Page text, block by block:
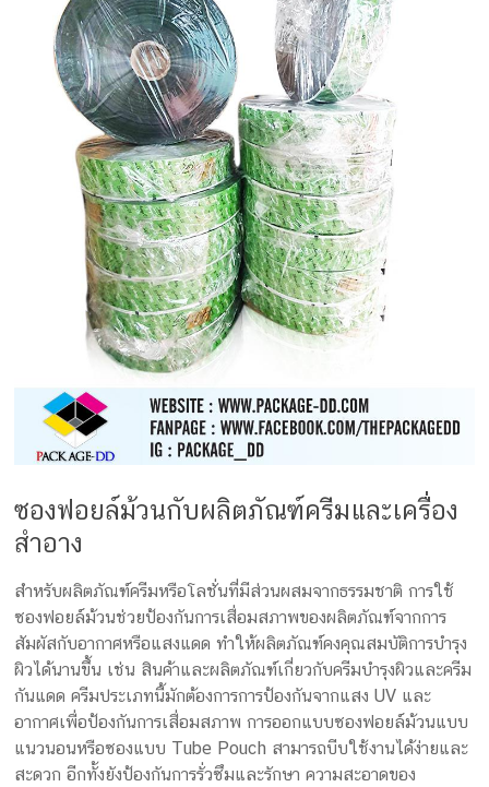
ซองฟอยล์ม้วนกับผลิตภัณฑ์ครีมและเครื่อง
สำอาง
สำหรับผลิตภัณฑ์ครีมหรือโลชั่นที่มีส่วนผสมจากธรรมชาติ การใช้
ซองฟอยล์ม้วนช่วยป้องกันการเสื่อมสภาพของผลิตภัณฑ์จากการ
สัมผัสกับอากาศหรือแสงแดด ทำให้ผลิตภัณฑ์คงคุณสมบัติการบำรุง
ผิวได้นานขึ้น เช่น สินค้าและผลิตภัณฑ์เกี่ยวกับครีมบำรุงผิวและครีม
กันแดด ครีมประเภทนี้มักต้องการการป้องกันจากแสง UV และ
อากาศเพื่อป้องกันการเสื่อมสภาพ การออกแบบซองฟอยล์ม้วนแบบ
แนวนอนหรือซองแบบ Tube Pouch สามารถบีบใช้งานได้ง่ายและ
สะดวก อีกทั้งยังป้องกันการรั่วซึมและรักษา ความสะอาดของ